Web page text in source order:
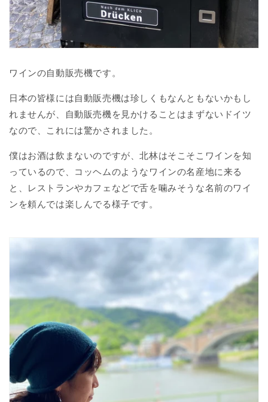
ワインの自動販売機です。
日本の皆様には自動販売機は珍しくもなんともないかもし
れませんが、自動販売機を見かけることはまずないドイツ
なので、これには驚かされました。
僕はお酒は飲まないのですが、北林はそこそこワインを知
っているので、コッヘムのようなワインの名産地に来る
と、レストランやカフェなどで舌を噛みそうな名前のワイ
ンを頼んでは楽しんでる様子です。